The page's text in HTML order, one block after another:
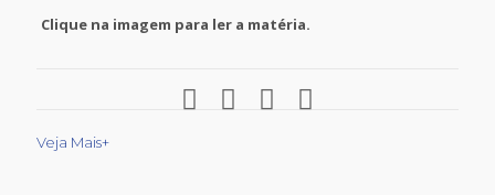
Clique na imagem para ler a matéria.
Veja Mais+